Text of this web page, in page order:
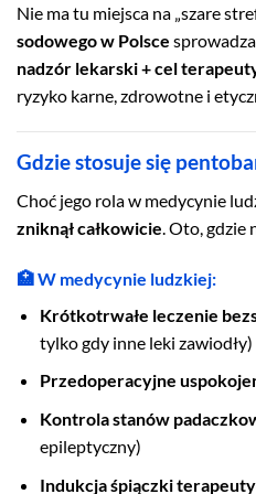
Nie ma tu miejsca na „szare
sodowego w Polsce
nadzór lekarski + cel
ryzyko karne, zdrowotne i
Gdzie stosuje się
Choć jego rola w medycynie
zniknął całkowicie. Oto, gdzie
🏥 W medycynie ludzkiej:
Krótkotrwałe leczenie
tylko gdy inne leki zawiodły)
Przedoperacyjne
Kontrola stanów
epileptyczny)
Indukcja śpiączki